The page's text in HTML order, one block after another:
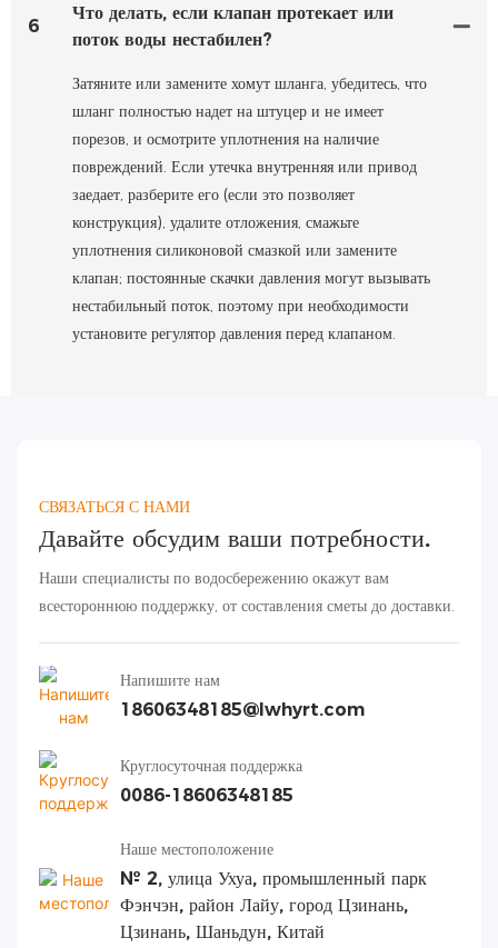
6
Что делать, если клапан протекает или
поток воды нестабилен?
Затяните или замените хомут шланга, убедитесь, что
шланг полностью надет на штуцер и не имеет
порезов, и осмотрите уплотнения на наличие
повреждений. Если утечка внутренняя или привод
заедает, разберите его (если это позволяет
конструкция), удалите отложения, смажьте
уплотнения силиконовой смазкой или замените
клапан; постоянные скачки давления могут вызывать
нестабильный поток, поэтому при необходимости
установите регулятор давления перед клапаном.
СВЯЗАТЬСЯ С НАМИ
Давайте обсудим ваши потребности.
Наши специалисты по водосбережению окажут вам
всестороннюю поддержку, от составления сметы до доставки.
Напишите нам
18606348185@lwhyrt.com
Круглосуточная поддержка
0086-18606348185
Наше местоположение
№ 2, улица Ухуа, промышленный парк
Фэнчэн, район Лайу, город Цзинань,
Цзинань, Шаньдун, Китай